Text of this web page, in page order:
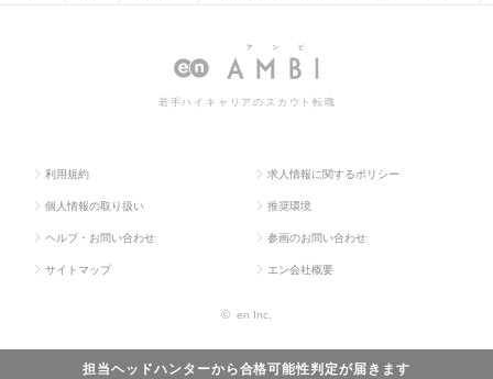
担当ヘッドハンターから合格可能性判定が届きます
30完全退社の求人情報
若手ハイキャリアのスカウト転職
利用規約 求人情報に関するポリシー
個人情報の取り扱い 推奨環境
ヘルプ・お問い合わせ 参画のお問い合わせ
サイトマップ エン会社概要
© en Inc.